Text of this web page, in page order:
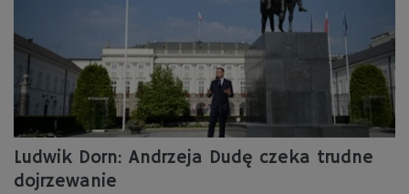
Ludwik Dorn: Andrzeja Dudę czeka trudne
dojrzewanie